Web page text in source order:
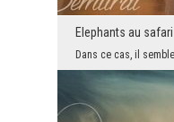
Elephants au safari